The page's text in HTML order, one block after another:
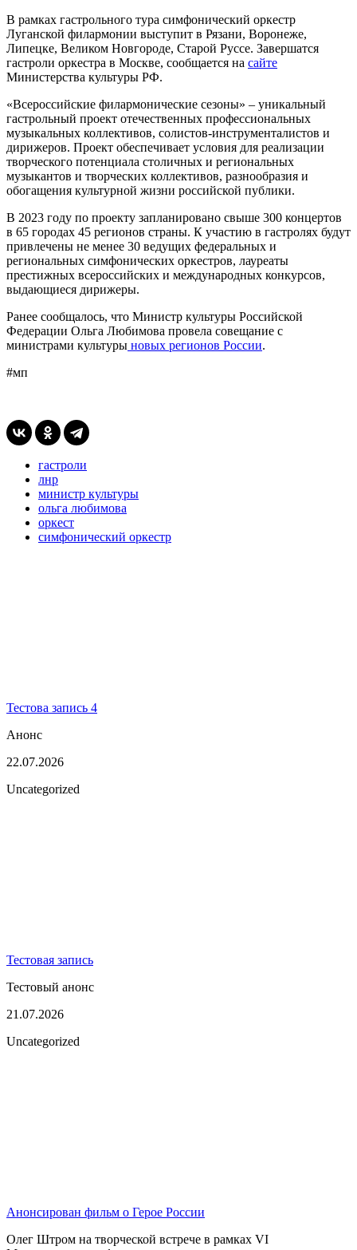
В рамках гастрольного тура симфонический оркестр
Луганской филармонии выступит в Рязани, Воронеже,
Липецке, Великом Новгороде, Старой Руссе. Завершатся
гастроли оркестра в Москве, сообщается на сайте
Министерства культуры РФ.
«Всероссийские филармонические сезоны» – уникальный
гастрольный проект отечественных профессиональных
музыкальных коллективов, солистов-инструменталистов и
дирижеров. Проект обеспечивает условия для реализации
творческого потенциала столичных и региональных
музыкантов и творческих коллективов, разнообразия и
обогащения культурной жизни российской публики.
В 2023 году по проекту запланировано свыше 300 концертов
в 65 городах 45 регионов страны. К участию в гастролях будут
привлечены не менее 30 ведущих федеральных и
региональных симфонических оркестров, лауреаты
престижных всероссийских и международных конкурсов,
выдающиеся дирижеры.
Ранее сообщалось, что Министр культуры Российской
Федерации Ольга Любимова провела совещание с
министрами культуры новых регионов России.
#мп
гастроли
лнр
министр культуры
ольга любимова
оркест
симфонический оркестр
Тестова запись 4
Анонс
22.07.2026
Uncategorized
Тестовая запись
Тестовый анонс
21.07.2026
Uncategorized
Анонсирован фильм о Герое России
Олег Штром на творческой встрече в рамках VI